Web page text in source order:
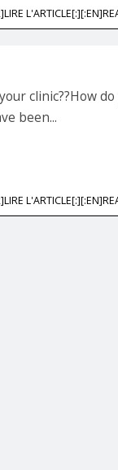
clinic??How
been...